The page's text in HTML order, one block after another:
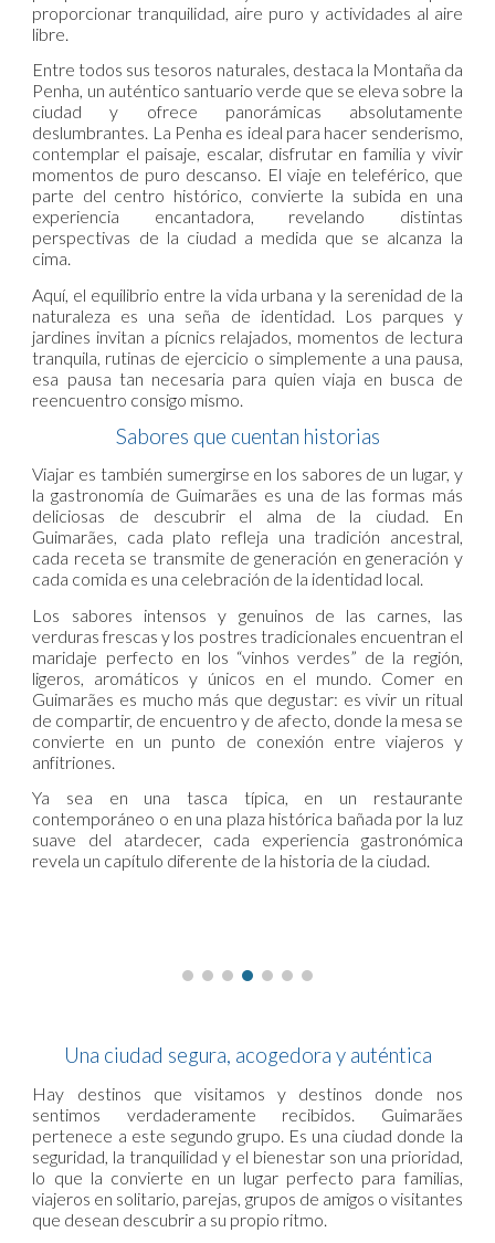
proporcionar tranquilidad, aire puro y actividades al aire
libre.
Entre todos sus tesoros naturales, destaca la Montaña da
Penha, un auténtico santuario verde que se eleva sobre la
ciudad y ofrece panorámicas absolutamente
deslumbrantes. La Penha es ideal para hacer senderismo,
contemplar el paisaje, escalar, disfrutar en familia y vivir
momentos de puro descanso. El viaje en teleférico, que
parte del centro histórico, convierte la subida en una
experiencia encantadora, revelando distintas
perspectivas de la ciudad a medida que se alcanza la
cima.
Aquí, el equilibrio entre la vida urbana y la serenidad de la
naturaleza es una seña de identidad. Los parques y
jardines invitan a pícnics relajados, momentos de lectura
tranquila, rutinas de ejercicio o simplemente a una pausa,
esa pausa tan necesaria para quien viaja en busca de
reencuentro consigo mismo.
Sabores que cuentan historias
Viajar es también sumergirse en los sabores de un lugar, y
la gastronomía de Guimarães es una de las formas más
deliciosas de descubrir el alma de la ciudad. En
Guimarães, cada plato refleja una tradición ancestral,
cada receta se transmite de generación en generación y
cada comida es una celebración de la identidad local.
Los sabores intensos y genuinos de las carnes, las
verduras frescas y los postres tradicionales encuentran el
maridaje perfecto en los “vinhos verdes” de la región,
ligeros, aromáticos y únicos en el mundo. Comer en
Guimarães es mucho más que degustar: es vivir un ritual
de compartir, de encuentro y de afecto, donde la mesa se
convierte en un punto de conexión entre viajeros y
anfitriones.
Ya sea en una tasca típica, en un restaurante
contemporáneo o en una plaza histórica bañada por la luz
suave del atardecer, cada experiencia gastronómica
revela un capítulo diferente de la historia de la ciudad.
Una ciudad segura, acogedora y auténtica
Hay destinos que visitamos y destinos donde nos
sentimos verdaderamente recibidos. Guimarães
pertenece a este segundo grupo. Es una ciudad donde la
seguridad, la tranquilidad y el bienestar son una prioridad,
lo que la convierte en un lugar perfecto para familias,
viajeros en solitario, parejas, grupos de amigos o visitantes
que desean descubrir a su propio ritmo.